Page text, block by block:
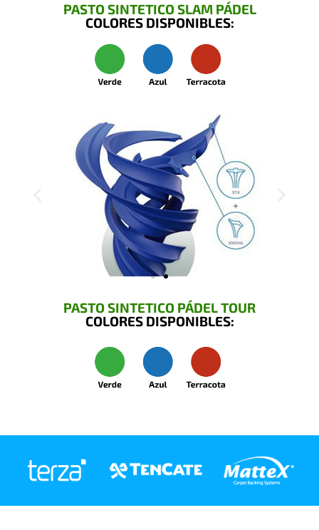
PASTO SINTETICO SLAM PÁDEL
COLORES DISPONIBLES:
PASTO SINTETICO PÁDEL TOUR
COLORES DISPONIBLES: